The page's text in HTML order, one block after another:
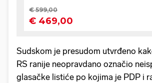
Sudskom je presudom utvrđeno
RS ranije neopravdano označio
glasačke listiće po kojima je PDP i